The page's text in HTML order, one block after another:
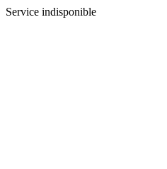
Service indisponible